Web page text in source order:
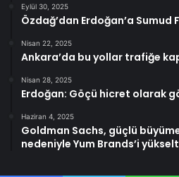
Eylül 30, 2025
Özdağ’dan Erdoğan’a Sumud
Nisan 22, 2025
Ankara’da bu yollar trafiğe
Nisan 28, 2025
Erdoğan: Göçü hicret olarak
Haziran 4, 2025
Goldman Sachs, güçlü
nedeniyle Yum Brands’i